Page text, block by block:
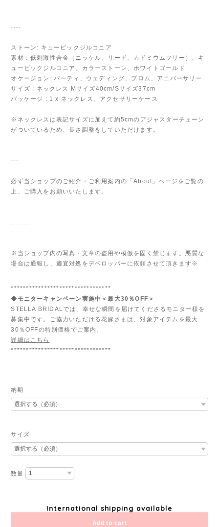
----
ストーン: キュービックジルコニア
素材：低刺激性合金（ニッケル、リード、カドミウムフリー）、キ
ュービックジルコニア、カラーストーン、ホワイトゴールド
オケージョン: パーティ、ウェディング、プロム、アニバーサリー
サイズ : ネックレス Mサイズ40cm/Sサイズ37cm
パッケージ : 1 x ネックレス、アクセサリーケース
※ネックレスは表記サイズに加えて約5cmのアジャスターチェーン
がついているため、長さ調整をしていただけます。
---
必ず当ショップのご紹介・ご利用案内の「About」ページをご覧の
上、ご購入をお願いいたします。
※当ショップ内の写真・文章の盗用や模倣を固く禁じます。悪質な
場合は通報し、適宜対処をデベロッパーに依頼させて頂きます※
*********************************
◆モニターキャンペーン実施中＜最大30％OFF＞
STELLA BRIDALでは、幸せな瞬間を届けてくださるモニター様を
募集中です。ご協力いただける花嫁さまは、対象アイテムを最大
30％OFFの特別価格でご案内。
詳細はこちら
*********************************
納期
サイズ
数量
International shipping available
Add to cart